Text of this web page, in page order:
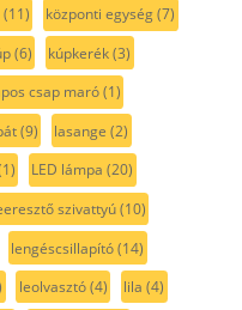
(11) központi egység(7)
(6) kúpkerék(3)
csap maró(1)
(9) lasange (2)
LED lámpa (20)
szivattyú(10)
lengéscsillapító(14)
leolvasztó(4) lila (4)